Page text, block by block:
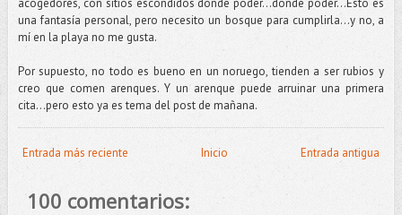
una fantasía personal, pero necesito un bosque para cumplirla...y no, a
mí en la playa no me gusta.
Por supuesto, no todo es bueno en un noruego, tienden a ser rubios y
creo que comen arenques. Y un arenque puede arruinar una primera
cita…pero esto ya es tema del post de mañana.
Entrada más reciente Entrada antigua
Inicio
100 comentarios: